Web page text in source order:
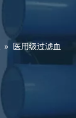
» 医用级过滤血